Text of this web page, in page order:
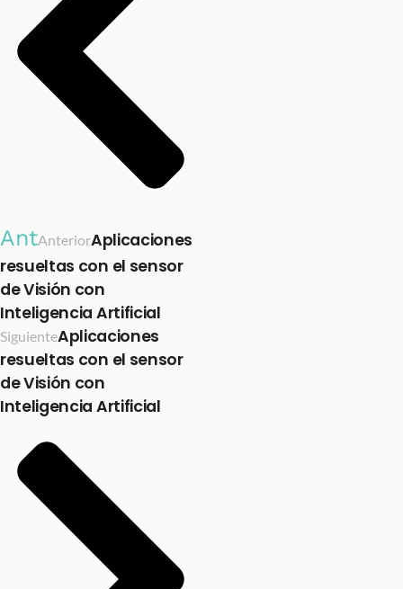
AntAnteriorAplicaciones
resueltas con el sensor
de Visión con
Inteligencia Artificial
SiguienteAplicaciones
resueltas con el sensor
de Visión con
Inteligencia Artificial